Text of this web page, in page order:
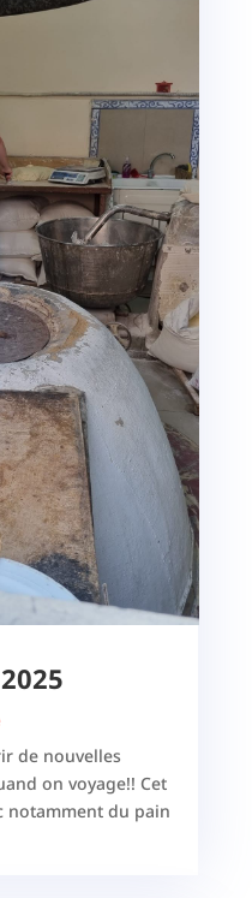
de nouvelles
on voyage!! Cet
notamment du pain